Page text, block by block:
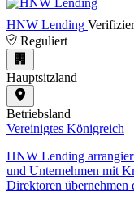
HNW Lending
Reguliert
Hauptsitzland
Betriebsland
Vereinigtes Königreich
HNW Lending
und Unternehmen mit
Direktoren übernehmen